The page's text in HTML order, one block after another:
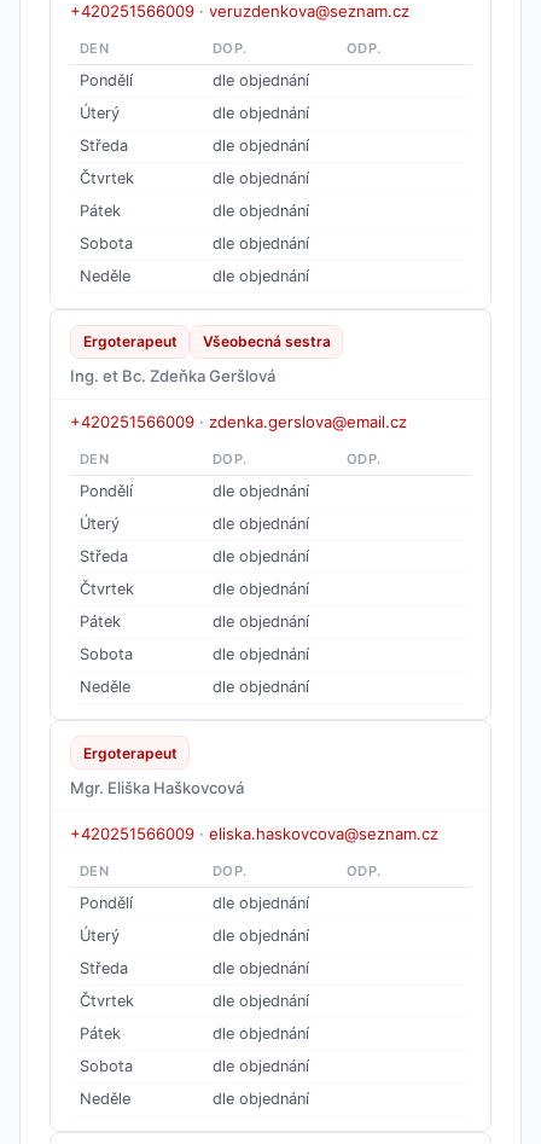
+420251566009 · veruzdenkova@seznam.cz
DEN DOP. ODP.
Pondělí
dle objednání
Úterý
dle objednání
Středa
dle objednání
Čtvrtek
dle objednání
Pátek
dle objednání
Sobota
dle objednání
Neděle
dle objednání
Ergoterapeut Všeobecná sestra
Ing. et Bc. Zdeňka Geršlová
+420251566009 · zdenka.gerslova@email.cz
DEN DOP. ODP.
Pondělí
dle objednání
Úterý
dle objednání
Středa
dle objednání
Čtvrtek
dle objednání
Pátek
dle objednání
Sobota
dle objednání
Neděle
dle objednání
Ergoterapeut
Mgr. Eliška Haškovcová
+420251566009 · eliska.haskovcova@seznam.cz
DEN DOP. ODP.
Pondělí
dle objednání
Úterý
dle objednání
Středa
dle objednání
Čtvrtek
dle objednání
Pátek
dle objednání
Sobota
dle objednání
Neděle
dle objednání